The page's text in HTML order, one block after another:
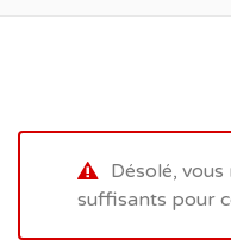
Désolé, vous
suffisants pour